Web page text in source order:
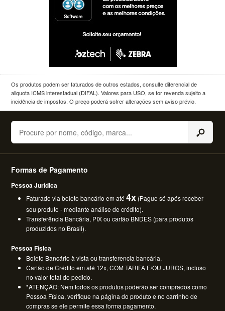
Os produtos podem ser faturados de outros estados, consulte diferencial de
aliquota ICMS interestadual (DIFAL). Valores para USO, se for revenda sujeito a
incidência de impostos. O preço poderá sofrer alterações sem aviso prévio.
Buscar
Formas de Pagamento
Pessoa Jurídica
Faturado via boleto bancário em até4x (Pague só após receber
seu produto - mediante análise de crédito).
Transferência Bancária, PIX ou cartão BNDES (para produtos
produzidos no Brasil).
Pessoa Física
Boleto Bancário à vista ou transferencia bancária.
Cartão de Crédito em até 12x, COM TARIFA E/OU JUROS, incluso
no valor total do pedido.
*ATENÇÃO: Nem todos os produtos poderão ser comprados como
Pessoa Física, verifique na página do produto e no carrinho de
compras se ele permite essa forma pagamento.